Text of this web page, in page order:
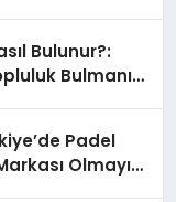
Bulunur?:
Bulmanın
Padel
Olmayı